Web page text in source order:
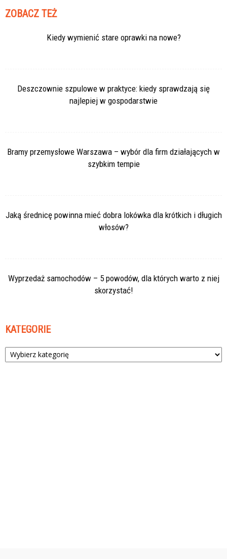
ZOBACZ TEŻ
Kiedy wymienić stare oprawki na nowe?
Deszczownie szpulowe w praktyce: kiedy sprawdzają się
najlepiej w gospodarstwie
Bramy przemysłowe Warszawa – wybór dla firm działających w
szybkim tempie
Jaką średnicę powinna mieć dobra lokówka dla krótkich i długich
włosów?
Wyprzedaż samochodów – 5 powodów, dla których warto z niej
skorzystać!
KATEGORIE
Kategorie